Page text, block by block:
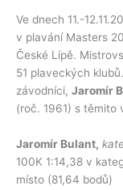
Ve dnech 11.-
v plavání Masters
České Lípě.
51 plaveckých
závodníci, Jaromír
(roč. 1961) s těmito
Jaromír Bulant,
100K 1:14,38 v
místo (81,64 bodů)